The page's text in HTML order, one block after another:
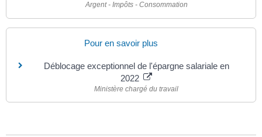
Argent - Impôts - Consommation
Pour en savoir plus
Déblocage exceptionnel de l'épargne salariale en
2022
Ministère chargé du travail